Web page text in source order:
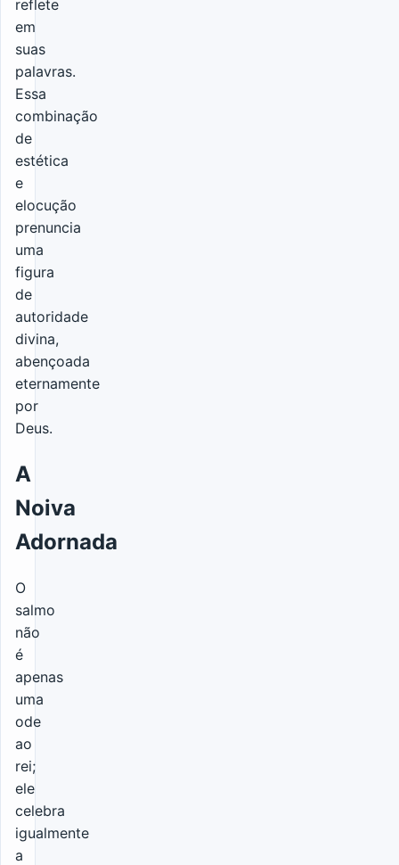
reflete
em
suas
palavras.
Essa
combinação
de
estética
e
elocução
prenuncia
uma
figura
de
autoridade
divina,
abençoada
eternamente
por
Deus.
A
Noiva
Adornada
O
salmo
não
é
apenas
uma
ode
ao
rei;
ele
celebra
igualmente
a